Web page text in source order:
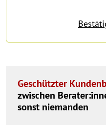
Geschützter
zwischen
sonst niemanden